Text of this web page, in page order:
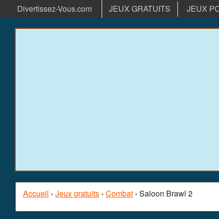
Divertissez-Vous.com JEUX GRATUITS JEUX
Accueil › Jeux gratuits › Combat › Saloon Brawl 2